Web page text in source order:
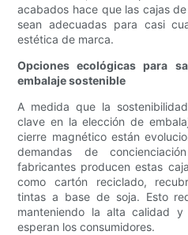
acabados hace que las cajas
sean adecuadas para casi
estética de marca.
Opciones ecológicas para
embalaje sostenible
A medida que la
clave en la elección de
cierre magnético están
demandas de
fabricantes producen estas
como cartón reciclado,
tintas a base de soja. Esto
manteniendo la alta calidad
esperan los consumidores.